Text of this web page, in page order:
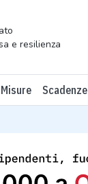
e resilienza
Misure Scadenze